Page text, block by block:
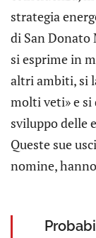
strategia
di San Donato
si esprime in
altri ambiti, si
molti veti» e
sviluppo delle
Queste sue
nomine,